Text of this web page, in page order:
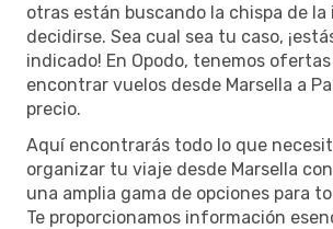
otras están buscando la chispa de la
decidirse. Sea cual sea tu caso,
indicado! En Opodo, tenemos
encontrar vuelos desde Marsella a
precio.
Aquí encontrarás todo lo que
organizar tu viaje desde Marsella
una amplia gama de opciones para
Te proporcionamos información